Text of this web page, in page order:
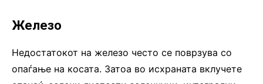
Железо
Недостатокот на железо често се поврзува со
опаѓање на косата. Затоа во исхраната вклучете